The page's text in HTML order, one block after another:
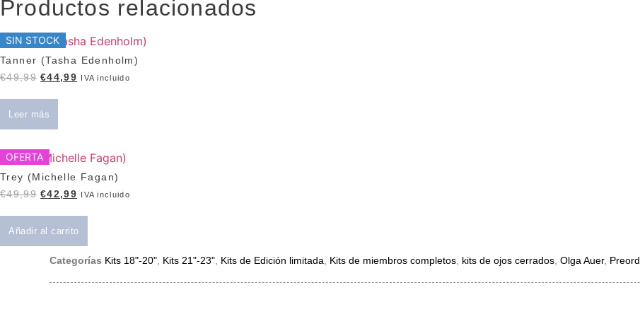
Productos relacionados
SIN STOCK
Tanner (Tasha Edenholm)
€49,99 El
era:
€44,99ElIVA incluido
Leer más
OFERTA
Trey (Michelle Fagan)
€49,99 El
era:
€42,99El
es:
IVA incluido
Añadir al carrito
Categorías Kits 18"-20" Kits 21"-23" Kits de Edición limitada Kits de miembros completos kits de ojos cerrados Olga Auer,